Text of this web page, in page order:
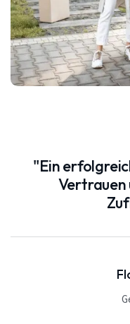
"Ein
Vertrauen